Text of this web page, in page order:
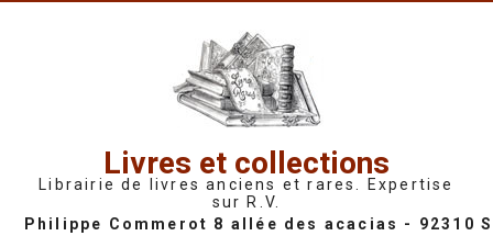
Livres et collections
Librairie de livres anciens et rares. Expertise
sur R.V.